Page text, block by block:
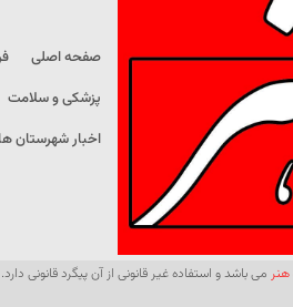
صفحه اصلی
پزشکی و سلامت
اخبار شهرستان ها
می باشد و استفاده غیر قانونی از آن پیگرد قانونی دارد.